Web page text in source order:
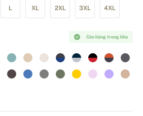
L XL 2XL 3XL 4XL
Còn hàng trong kho